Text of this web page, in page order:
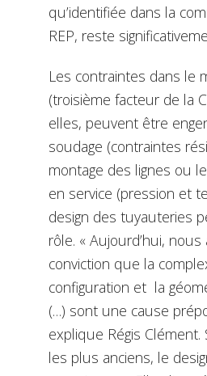
qu’identifiée dans la
REP, reste
Les contraintes dans le
(troisième facteur de la
elles, peuvent être
soudage (contraintes
montage des lignes ou
en service (pression et
design des tuyauteries
rôle. « Aujourd’hui, nous
conviction que la
configuration et la
(…) sont une cause
explique Régis
les plus anciens, le